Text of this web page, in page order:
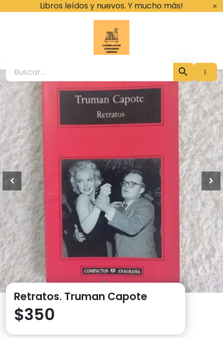
Libros leídos y nuevos. Y mucho más!
Cambalache
Retratos. Truman Capote
$350